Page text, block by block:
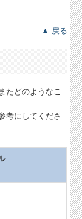
▲ 戻る
たどのようなこ
考にしてくださ